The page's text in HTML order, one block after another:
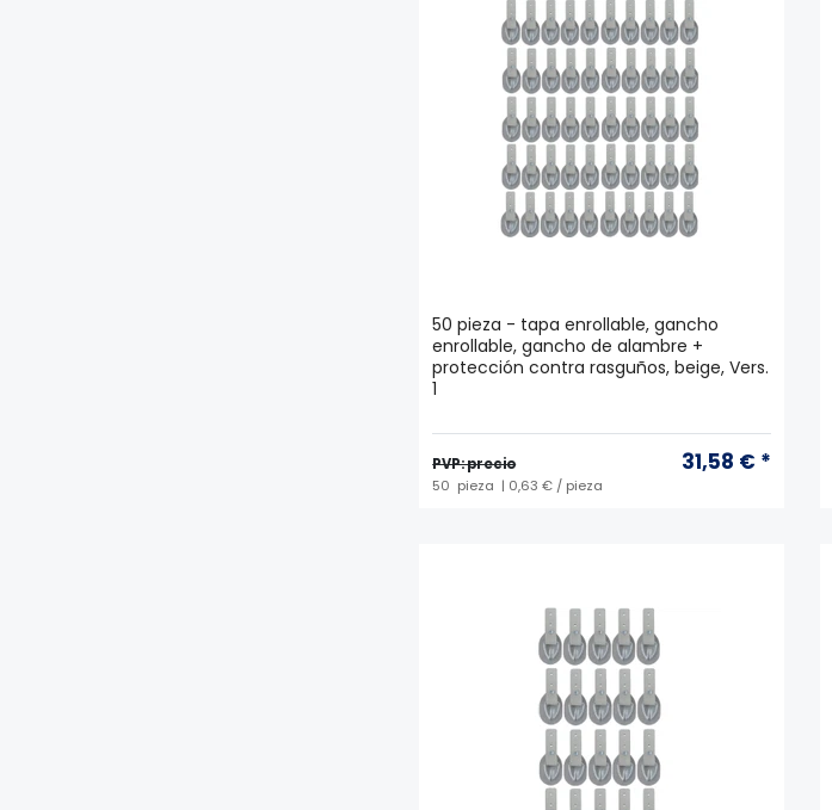
50 pieza - tapa enrollable, gancho
enrollable, gancho de alambre +
protección contra rasguños, beige, Vers.
1
PVP: precio 31,58 € *
50 pieza | 0,63 € / pieza